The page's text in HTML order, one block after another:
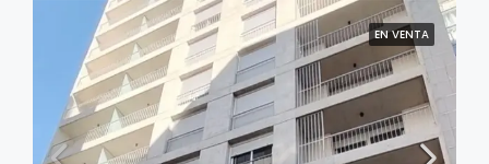
EN VENTA